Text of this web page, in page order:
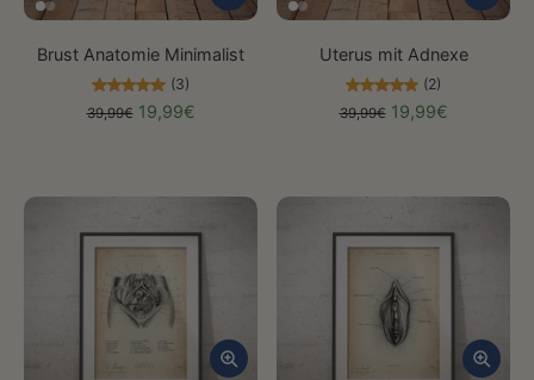
Brust Anatomie Minimalist
(3)
39,99€ 19,99€
Uterus mit Adnexe
(2)
39,99€ 19,99€